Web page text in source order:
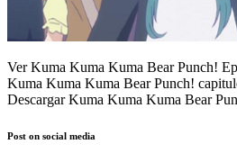
Ver Kuma Kuma Kuma Bear Punch!
Kuma Kuma Kuma Bear Punch!
Descargar Kuma Kuma Kuma Bear
Post on social media